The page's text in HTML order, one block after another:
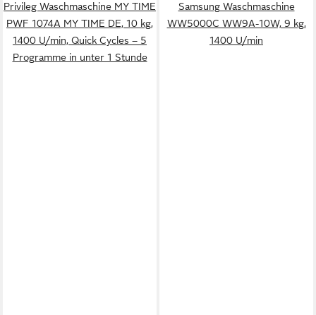
Privileg Waschmaschine MY TIME
PWF 1074A MY TIME DE, 10 kg,
1400 U/min, Quick Cycles – 5
Programme in unter 1 Stunde
Samsung Waschmaschine
WW5000C WW9A-10W, 9 kg,
1400 U/min